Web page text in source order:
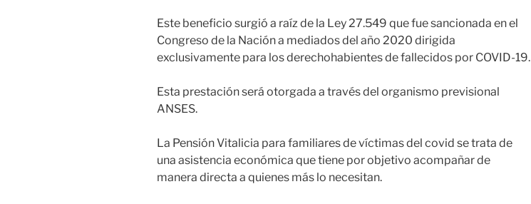
Este beneficio surgió a raíz de la Ley 27.549 que fue sancionada en el
Congreso de la Nación a mediados del año 2020 dirigida
exclusivamente para los derechohabientes de fallecidos por COVID-19.
Esta prestación será otorgada a través del organismo previsional
ANSES.
La Pensión Vitalicia para familiares de víctimas del covid se trata de
una asistencia económica que tiene por objetivo acompañar de
manera directa a quienes más lo necesitan.